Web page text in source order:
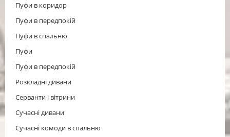
Пуфи в коридор
Пуфи в передпокій
Пуфи в спальню
Пуфи
Пуфи в передпокій
Розкладні дивани
Серванти і вітрини
Сучасні дивани
Сучасні комоди в спальню